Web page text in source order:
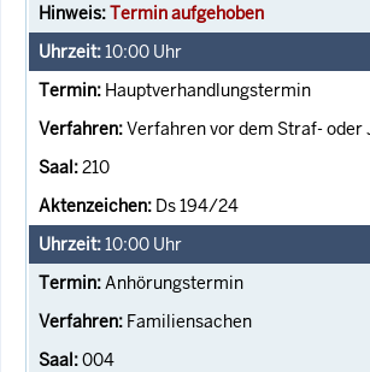
Termin aufgehoben
10:00 Uhr
Hauptverhandlungstermin
Verfahren vor dem Straf- oder
210
Ds 194/24
10:00 Uhr
Anhörungstermin
Familiensachen
004